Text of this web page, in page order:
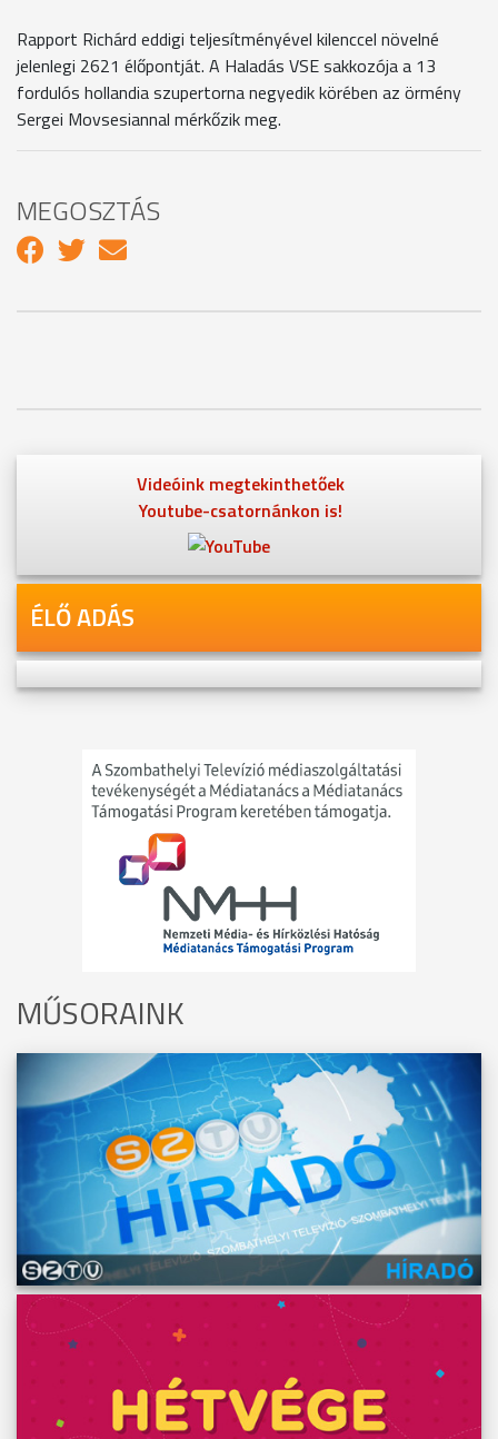
Rapport Richárd eddigi teljesítményével kilenccel növelné
jelenlegi 2621 élőpontját. A Haladás VSE sakkozója a 13
fordulós hollandia szupertorna negyedik körében az örmény
Sergei Movsesiannal mérkőzik meg.
MEGOSZTÁS
Videóink megtekinthetőek
Youtube-csatornánkon is!
ÉLŐ ADÁS
MŰSORAINK